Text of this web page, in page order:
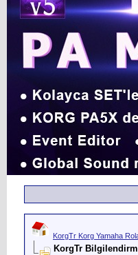
KorgTr Korg Yamaha
KorgTr